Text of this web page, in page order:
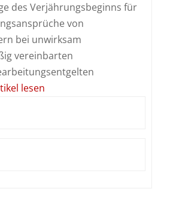
des Verjährungsbeginns für
von
bei unwirksam
vereinbarten
lesen